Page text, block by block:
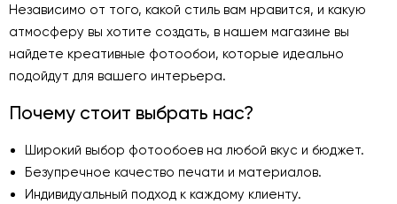
Независимо от того, какой стиль вам нравится, и какую
атмосферу вы хотите создать, в нашем магазине вы
найдете креативные фотообои, которые идеально
подойдут для вашего интерьера.
Почему стоит выбрать нас?
Широкий выбор фотообоев на любой вкус и бюджет.
Безупречное качество печати и материалов.
Индивидуальный подход к каждому клиенту.